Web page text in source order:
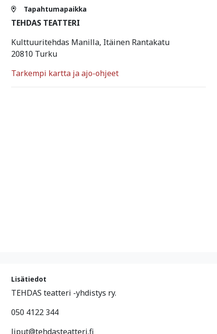
Tapahtumapaikka
TEHDAS TEATTERI
Kulttuuritehdas Manilla, Itäinen Rantakatu
20810 Turku
Tarkempi kartta ja ajo-ohjeet
Lisätiedot
TEHDAS teatteri -yhdistys ry.
050 4122 344
liput@tehdasteatteri.fi